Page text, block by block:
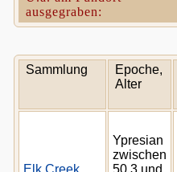
ausgegraben:
Sammlung
Epoche,
Alter
Elk Creek
Ypresian
zwischen
50.3 und